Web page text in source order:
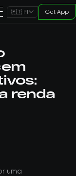
🇵🇹 PT Get App
renda
uma